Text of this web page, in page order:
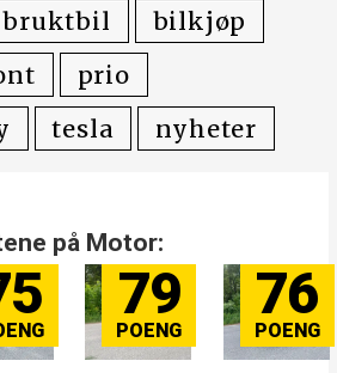
bruktbil
bilkjøp
prio
tesla nyheter
på Motor:
79 76